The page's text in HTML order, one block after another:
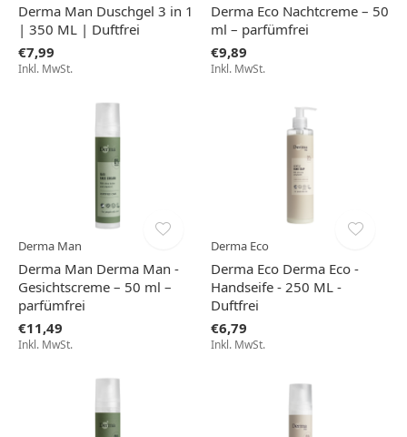
Derma Man Duschgel 3 in 1
| 350 ML | Duftfrei
€7,99
Inkl. MwSt.
Derma Eco Nachtcreme – 50
ml – parfümfrei
€9,89
Inkl. MwSt.
Derma Man
Derma Man Derma Man -
Gesichtscreme – 50 ml –
parfümfrei
€11,49
Inkl. MwSt.
Derma Eco
Derma Eco Derma Eco -
Handseife - 250 ML -
Duftfrei
€6,79
Inkl. MwSt.